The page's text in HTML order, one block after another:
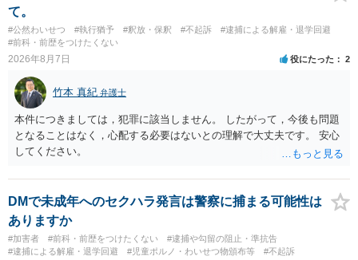
て。
#公然わいせつ #執行猶予 #釈放・保釈 #不起訴
#逮捕による解雇・退学回避
#前科・前歴をつけたくない
2026年8月7日 役にたった 2
竹本 真紀 弁護士
本件につきましては，犯罪に該当しません。 したがって，今後も問題
となることはなく，心配する必要はないとの理解で大丈夫です。 安心
してください。
DMで未成年へのセクハラ発言は警察に捕まる可能性は
ありますか
#加害者 #前科・前歴をつけたくない
#逮捕や勾留の阻止・準抗告
#逮捕による解雇・退学回避
#児童ポルノ・わいせつ物頒布等 #不起訴